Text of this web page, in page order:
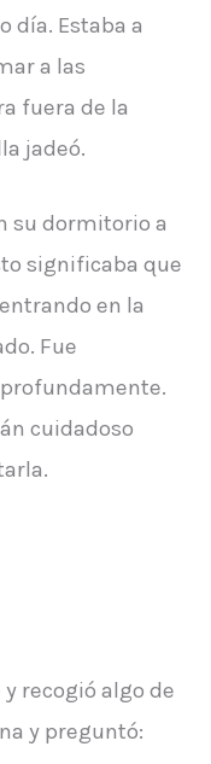
día. Estaba a
a las
fuera de la
jadeó.
su dormitorio a
significaba que
en la
Fue
cuidadoso
recogió algo de
y preguntó: